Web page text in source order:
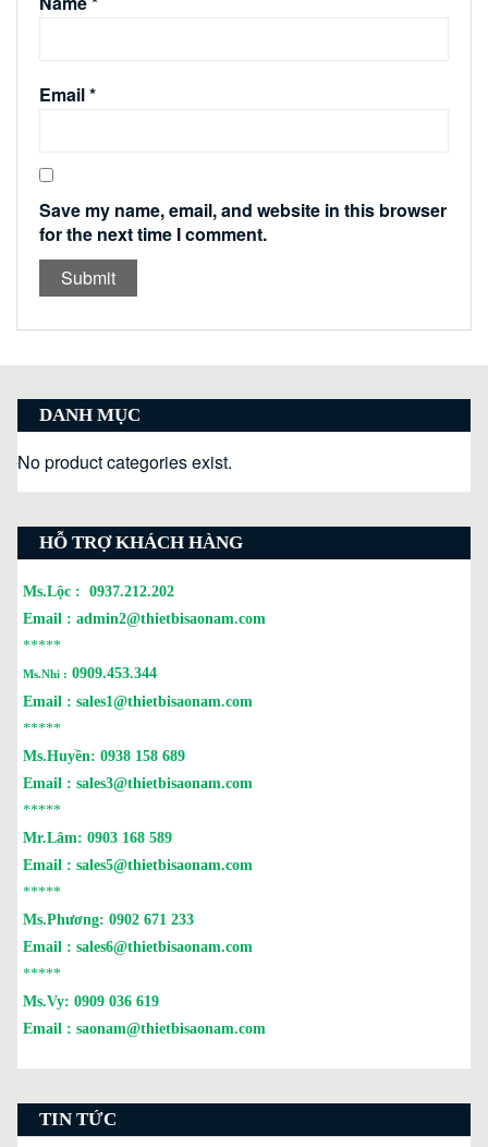
Email*
Save my name, email, and website in this browser
for the next time I comment.
DANH MỤC
No product categories exist.
HỖ TRỢ KHÁCH HÀNG
Ms.Lộc : 0937.212.202
Email : admin2@thietbisaonam.com
*****
Ms.Nhi : 0909.453.344
Email : sales1@thietbisaonam.com
*****
Ms.Huyền: 0938 158 689
Email : sales3@thietbisaonam.com
*****
Mr.Lâm: 0903 168 589
Email : sales5@thietbisaonam.com
*****
Ms.Phương: 0902 671 233
Email : sales6@thietbisaonam.com
*****
Ms.Vy: 0909 036 619
Email : saonam@thietbisaonam.com
TIN TỨC